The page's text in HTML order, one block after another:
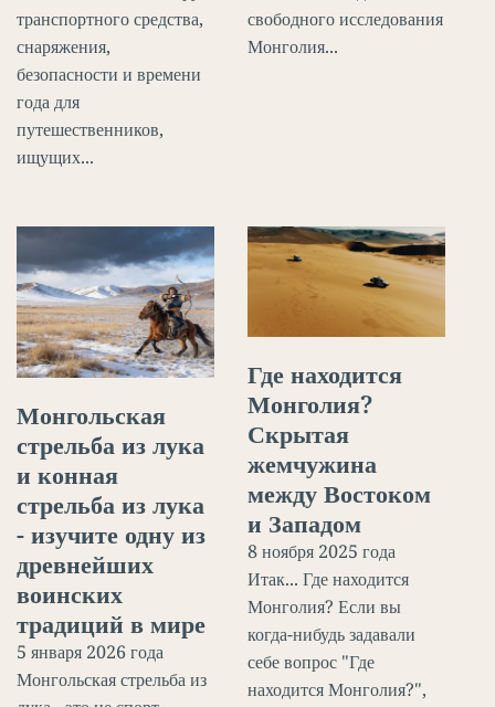
транспортного средства,
снаряжения,
безопасности и времени
года для
путешественников,
ищущих...
свободного исследования
Монголия...
Монгольская
стрельба из лука
и конная
стрельба из лука
- изучите одну из
древнейших
воинских
традиций в мире
5 января 2026 года
Монгольская стрельба из
Где находится
Монголия?
Скрытая
жемчужина
между Востоком
и Западом
8 ноября 2025 года
Итак... Где находится
Монголия? Если вы
когда-нибудь задавали
себе вопрос "Где
находится Монголия?",